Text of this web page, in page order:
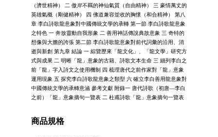
（濟世精神） 二 傲岸不羈的神仙氣質（自由精神） 三 豪情萬丈的
英雄氣概（剛健精神） 四 佛道兼容並收的胸懷（和合精神） 第八
章 李白詩歌龍意象對中國傳統文學的承轉 第一節 李白詩歌龍意象
之特色 一 奔放靈動自我形象 二 善用神話傳說典故意象 三 奇特的
想像與大膽的誇張 第二節 李白詩歌龍意象對前代詞彙的沿用、消
逝與新創 第九章 結論 一 綜覽歷來「龍文化」、「龍文學」研究方
式與成果 二 明晰「龍」意象的古籍、詩歌文本生命 三 細列李白之
前「龍」字入詩文之使用機制 四 梳理唐代之前作家對「龍」意象
運用現象 五 探究李白詩歌龍意象之類型 六 確立李白善用龍意象對
中國傳統文學的承轉意涵 參考文獻 附錄一 唐代詩歌（初唐—李白
之前）「龍」意象摘句一覽表 二 杜甫詩歌「龍」意象摘句一覽表
商品規格